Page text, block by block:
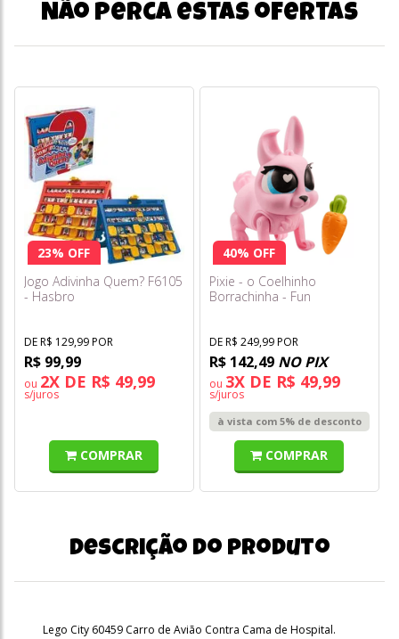
Não perca estas ofertas
23% OFF
Jogo Adivinha Quem? F6105
- Hasbro
DE R$ 129,99 POR
R$ 99,99
ou 2X DE R$ 49,99
s/juros
COMPRAR
40% OFF
Pixie - o Coelhinho
Borrachinha - Fun
DE R$ 249,99 POR
R$ 142,49 NO PIX
ou 3X DE R$ 49,99
s/juros
à vista com 5% de desconto
COMPRAR
Descrição do produto
Lego City 60459 Carro de Avião Contra Cama de Hospital.